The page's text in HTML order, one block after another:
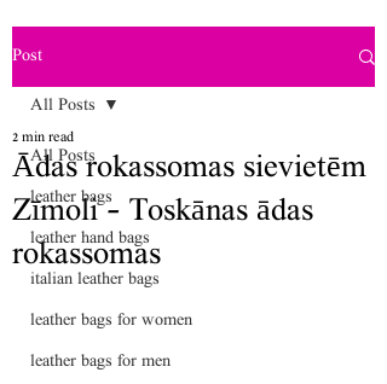
Post
All Posts
leather bags
leather hand bags
italian leather bags
leather bags for women
leather bags for men
All Posts
Ādas rokassomas sievietēm
Zīmoli - Toskānas ādas
rokassomas
2 min read